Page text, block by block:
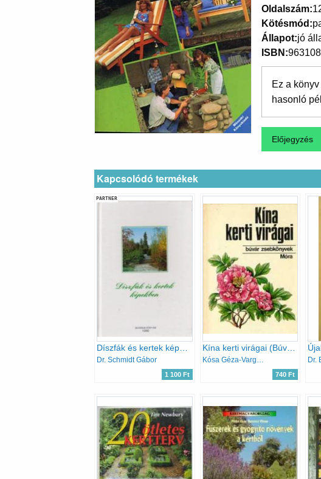
Oldalszám
Kötésmód
Állapot jó
ISBN
Ez a
hasonló
Kapcsolódó termékek
PARTNER
Dr. Schmidt Gábor
1 100 Ft
Kína kerti virágai (Búvár zsebkönyv)
Kósa Géza-Varga Emma
740 Ft
Dr.